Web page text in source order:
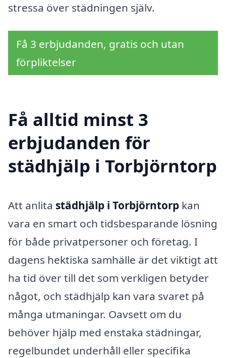
stressa över städningen själv.
Få 3 erbjudanden, gratis och utan
förpliktelser
Få alltid minst 3
erbjudanden för
städhjälp i Torbjörntorp
Att anlita städhjälp i Torbjörntorp kan
vara en smart och tidsbesparande lösning
för både privatpersoner och företag. I
dagens hektiska samhälle är det viktigt att
ha tid över till det som verkligen betyder
något, och städhjälp kan vara svaret på
många utmaningar. Oavsett om du
behöver hjälp med enstaka städningar,
regelbundet underhåll eller specifika